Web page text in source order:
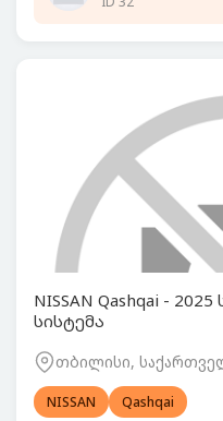
NISSAN Qashqai -
სისტემა
თბილისი,
NISSAN Qashqai